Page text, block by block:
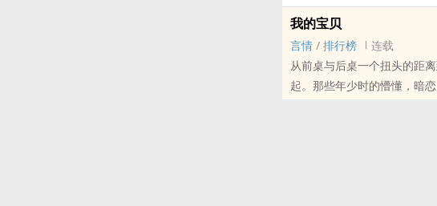
我的宝贝
言情 / 排行榜
连载
从前桌与后桌一个扭头的距
起。那些年少时的懵懂，暗